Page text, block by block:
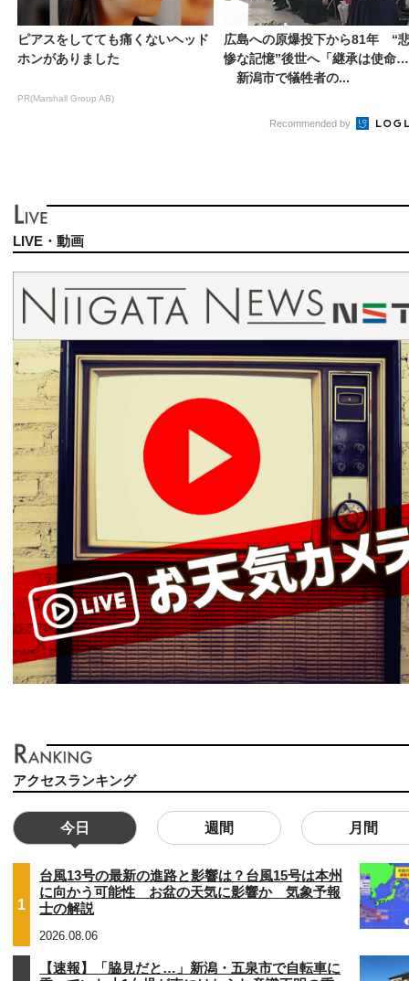
ピアスをしてても痛くないヘッド
ホンがありました
PR(Marshall Group AB)
広島への原爆投下から81年 “
惨な記憶”後世へ「継承は使命」
新潟市で犠牲者の...
Recommended by
LIVE・動画
アクセスランキング
今日 週間 月間
1
台風13号の最新の進路と影響は？台風15号は本州
に向かう可能性 お盆の天気に影響か 気象予報
士の解説
2026.08.06
【速報】「脇見だと…」新潟・五泉市で自転車に